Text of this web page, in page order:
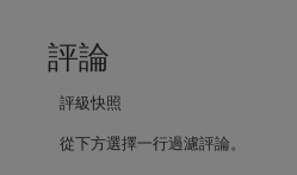
評論
評級快照
從下方選擇一行過濾評論。